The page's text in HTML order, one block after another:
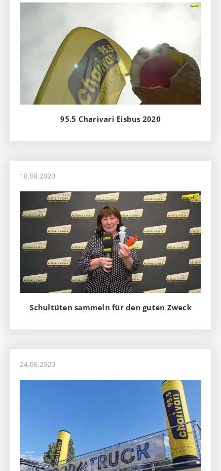
95.5 Charivari Eisbus 2020
18.08.2020
Schultüten sammeln für den guten Zweck
24.06.2020